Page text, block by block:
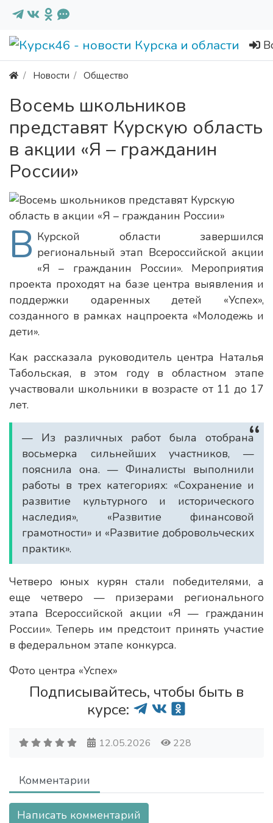
Новости Общество
Восемь школьников
представят Курскую область
в акции «Я – гражданин
России»
В Курской области завершился
региональный этап Всероссийской акции
«Я – гражданин России». Мероприятия
проекта проходят на базе центра выявления и
поддержки одаренных детей «Успех»,
созданного в рамках нацпроекта «Молодежь и
дети».
Как рассказала руководитель центра Наталья
Табольская, в этом году в областном этапе
участвовали школьники в возрасте от 11 до 17
лет.
— Из различных работ была отобрана
восьмерка сильнейших участников, —
пояснила она. — Финалисты выполнили
работы в трех категориях: «Сохранение и
развитие культурного и исторического
наследия», «Развитие финансовой
грамотности» и «Развитие добровольческих
практик».
Четверо юных курян стали победителями, а
еще четверо — призерами регионального
этапа Всероссийской акции «Я — гражданин
России». Теперь им предстоит принять участие
в федеральном этапе конкурса.
Фото центра «Успех»
Подписывайтесь, чтобы быть в
курсе:
12.05.2026 228
Комментарии
Написать комментарий